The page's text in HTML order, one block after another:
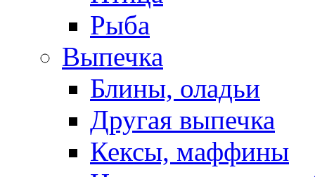
Рыба
Выпечка
Блины, оладьи
Другая выпечка
Кексы, маффины